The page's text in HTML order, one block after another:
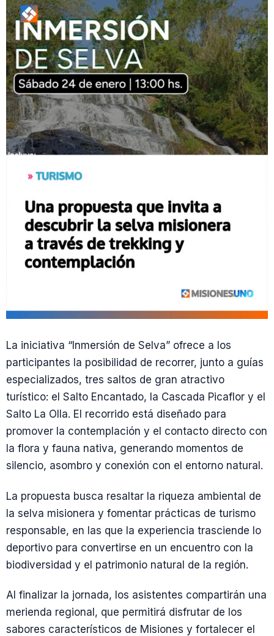
La iniciativa “Inmersión de Selva” ofrece a los
participantes la posibilidad de recorrer, junto a guías
especializados, tres saltos de gran atractivo
turístico: el Salto Encantado, la Cascada Picaflor y el
Salto La Olla. El recorrido está diseñado para
promover la contemplación y el contacto directo con
la flora y fauna nativa, generando momentos de
silencio, asombro y conexión con el entorno natural.
La propuesta busca resaltar la riqueza ambiental de
la selva misionera y fomentar prácticas de turismo
responsable, en las que la experiencia trasciende lo
deportivo para convertirse en un encuentro con la
biodiversidad y el patrimonio natural de la región.
Al finalizar la jornada, los asistentes compartirán una
merienda regional, que permitirá disfrutar de los
sabores característicos de Misiones y fortalecer el